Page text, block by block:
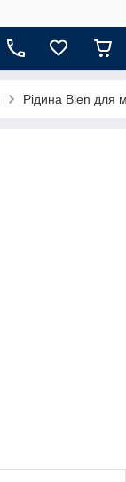
Рідина Bien для